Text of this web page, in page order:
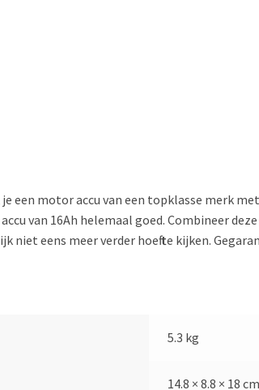
een motor accu van een topklasse merk
van 16Ah helemaal goed. Combineer
niet eens meer verder hoeft te kijken.
5.3 kg
14.8 × 8.8 × 18 cm